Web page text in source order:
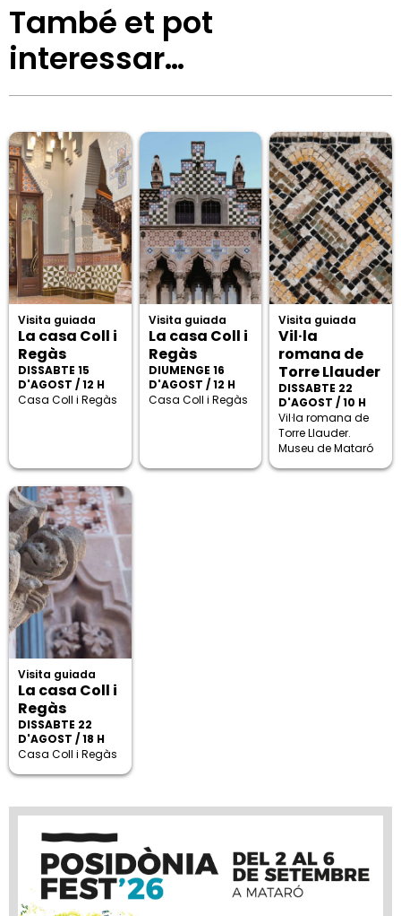
També et pot
interessar…
Visita guiada
La casa Coll i
Regàs
DISSABTE 15
D'AGOST / 12 H
Casa Coll i Regàs
Visita guiada
La casa Coll i
Regàs
DIUMENGE 16
D'AGOST / 12 H
Casa Coll i Regàs
Visita guiada
Vil·la
romana de
Torre Llauder
DISSABTE 22
D'AGOST / 10 H
Vil·la romana de
Torre Llauder.
Museu de Mataró
Visita guiada
La casa Coll i
Regàs
DISSABTE 22
D'AGOST / 18 H
Casa Coll i Regàs